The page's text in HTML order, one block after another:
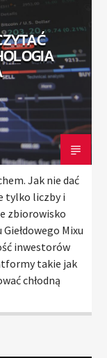
Jak nie dać
tylko liczby i
zbiorowisko
Mixu
inwestorów
takie jak
chłodną